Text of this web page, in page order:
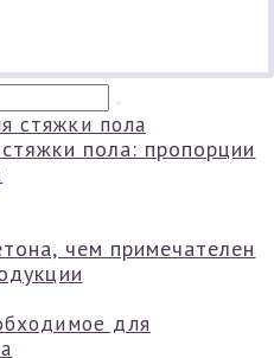
пола: пропорции
чем примечателен